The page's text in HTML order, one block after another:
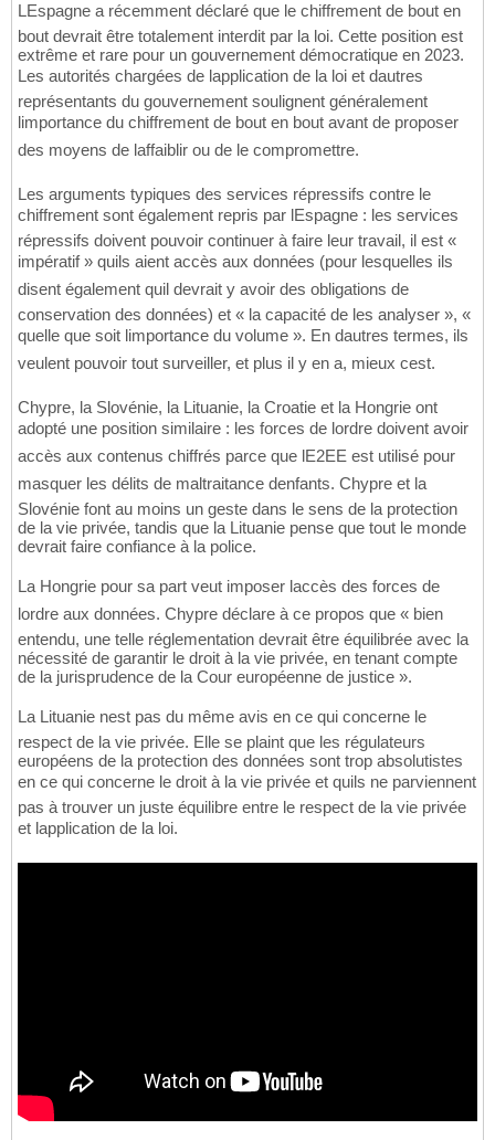
LEspagne a récemment déclaré que le chiffrement de bout en
bout devrait être totalement interdit par la loi. Cette position est
extrême et rare pour un gouvernement démocratique en 2023.
Les autorités chargées de lapplication de la loi et dautres
représentants du gouvernement soulignent généralement
limportance du chiffrement de bout en bout avant de proposer
des moyens de laffaiblir ou de le compromettre.
Les arguments typiques des services répressifs contre le
chiffrement sont également repris par lEspagne : les services
répressifs doivent pouvoir continuer à faire leur travail, il est «
impératif » quils aient accès aux données (pour lesquelles ils
disent également quil devrait y avoir des obligations de
conservation des données) et « la capacité de les analyser », «
quelle que soit limportance du volume ». En dautres termes, ils
veulent pouvoir tout surveiller, et plus il y en a, mieux cest.
Chypre, la Slovénie, la Lituanie, la Croatie et la Hongrie ont
adopté une position similaire : les forces de lordre doivent avoir
accès aux contenus chiffrés parce que lE2EE est utilisé pour
masquer les délits de maltraitance denfants. Chypre et la
Slovénie font au moins un geste dans le sens de la protection
de la vie privée, tandis que la Lituanie pense que tout le monde
devrait faire confiance à la police.
La Hongrie pour sa part veut imposer laccès des forces de
lordre aux données. Chypre déclare à ce propos que « bien
entendu, une telle réglementation devrait être équilibrée avec la
nécessité de garantir le droit à la vie privée, en tenant compte
de la jurisprudence de la Cour européenne de justice ».
La Lituanie nest pas du même avis en ce qui concerne le
respect de la vie privée. Elle se plaint que les régulateurs
européens de la protection des données sont trop absolutistes
en ce qui concerne le droit à la vie privée et quils ne parviennent
pas à trouver un juste équilibre entre le respect de la vie privée
et lapplication de la loi.